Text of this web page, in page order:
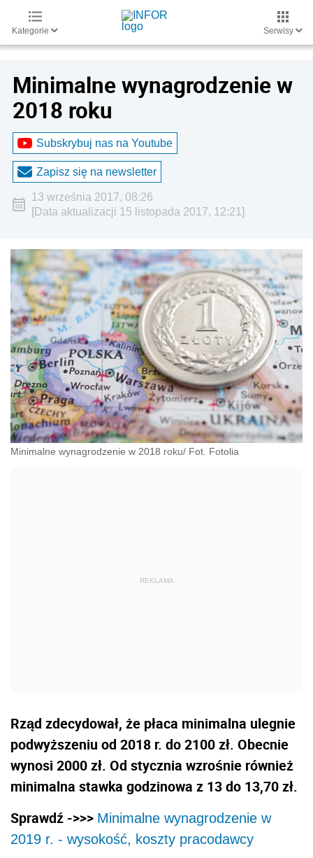
Kategorie Serwisy
Minimalne wynagrodzenie w
2018 roku
Subskrybuj nas na Youtube
Zapisz się na newsletter
13 września 2017, 08:26
[Data aktualizacji 15 listopada 2017, 12:21]
Minimalne wynagrodzenie w 2018 roku/ Fot. Fotolia
Rząd zdecydował, że płaca minimalna ulegnie
podwyższeniu od 2018 r. do 2100 zł. Obecnie
wynosi 2000 zł. Od stycznia wzrośnie również
minimalna stawka godzinowa z 13 do 13,70 zł.
Sprawdź ->>> Minimalne wynagrodzenie w
2019 r. - wysokość, koszty pracodawcy